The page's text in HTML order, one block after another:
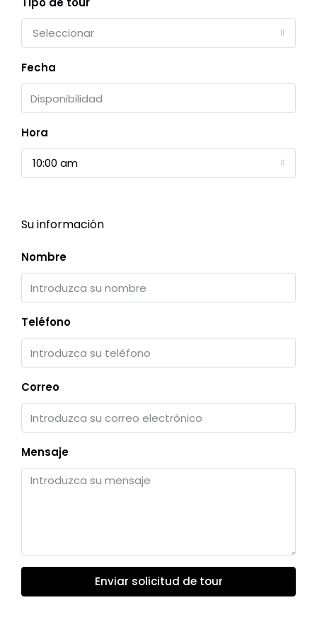
Seleccionar
Fecha
Hora
10:00 am
Su información
Nombre
Teléfono
Correo
Mensaje
Enviar solicitud de tour